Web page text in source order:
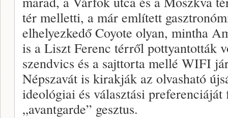
tér melletti, a már említett
elhelyezkedő Coyote olyan, mintha
is a Liszt Ferenc térről pottyantották
szendvics és a sajttorta mellé WIFI
Népszavát is kirakják az olvasható
ideológiai és választási
„avantgarde” gesztus.